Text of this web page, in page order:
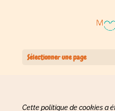
Sélectionner une page
Cette politique de cookies a